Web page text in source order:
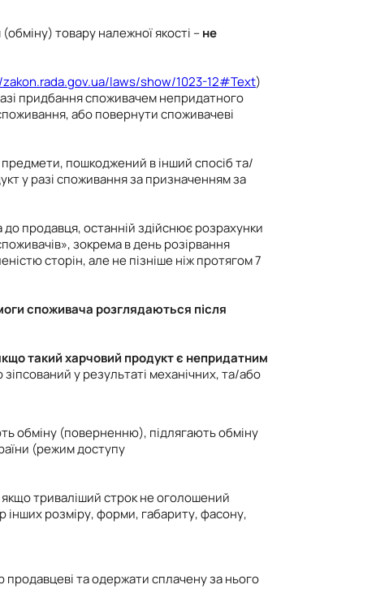
товару належної якості –не
laws/show/1023-12#Text)
придбання споживачем непридатного
або повернути споживачеві
пошкоджений в інший спосіб та/
у разі споживання за призначенням за
продавця, останній здійснює розрахунки
зокрема в день розірвання
сторін, але не пізніше ніж протягом 7
споживача розглядаються після
такий харчовий продукт є непридатним
у результаті механічних, та/або
обміну (поверненню), підлягають обміну
(режим доступу
якщо триваліший строк не оголошений
інших розміру, форми, габариту, фасону,
та одержати сплачену за нього